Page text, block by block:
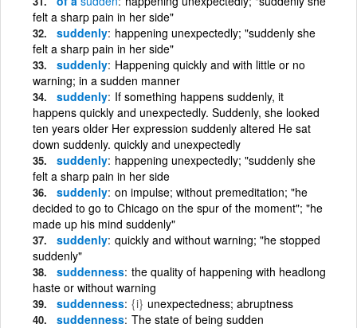
felt a sharp pain in her side"
suddenly happening unexpectedly; "suddenly she
felt a sharp pain in her side"
suddenly Happening quickly and with little or no
warning; in a sudden manner
suddenly If something happens suddenly, it
happens quickly and unexpectedly. Suddenly, she looked
ten years older Her expression suddenly altered He sat
down suddenly. quickly and unexpectedly
suddenly happening unexpectedly; "suddenly she
felt a sharp pain in her side
suddenly on impulse; without premeditation; "he
decided to go to Chicago on the spur of the moment"; "he
made up his mind suddenly"
suddenly quickly and without warning; "he stopped
suddenly"
suddenness the quality of happening with headlong
haste or without warning
suddenness {i} unexpectedness; abruptness
suddenness The state of being sudden